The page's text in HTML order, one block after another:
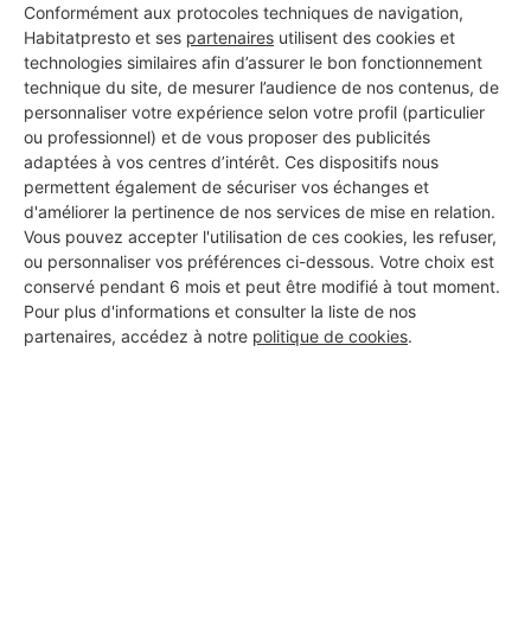
Conformément aux protocoles techniques de navigation,
Habitatpresto et ses partenaires utilisent des cookies et
technologies similaires afin d’assurer le bon fonctionnement
technique du site, de mesurer l’audience de nos contenus, de
personnaliser votre expérience selon votre profil (particulier
ou professionnel) et de vous proposer des publicités
adaptées à vos centres d’intérêt. Ces dispositifs nous
permettent également de sécuriser vos échanges et
d'améliorer la pertinence de nos services de mise en relation.
Vous pouvez accepter l'utilisation de ces cookies, les refuser,
ou personnaliser vos préférences ci-dessous. Votre choix est
conservé pendant 6 mois et peut être modifié à tout moment.
Pour plus d'informations et consulter la liste de nos
partenaires, accédez à notre politique de cookies.
Voir sa fiche
Pacapose Menuiserie
Vedène
Vérifié
27 projets acceptés
11 ans d'expérience